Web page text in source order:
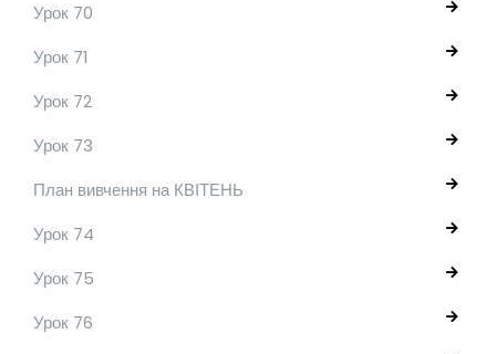
Урок 70
Урок 71
Урок 72
Урок 73
План вивчення на КВІТЕНЬ
Урок 74
Урок 75
Урок 76